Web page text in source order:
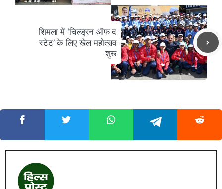
शिमला में ‘चिल्ड्रन ऑफ द
स्टेट’ के लिए खेल महोत्सव
शुरू